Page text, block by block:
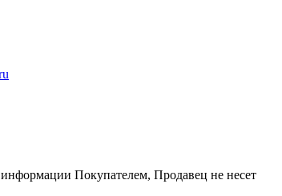
Покупателем, Продавец не несет